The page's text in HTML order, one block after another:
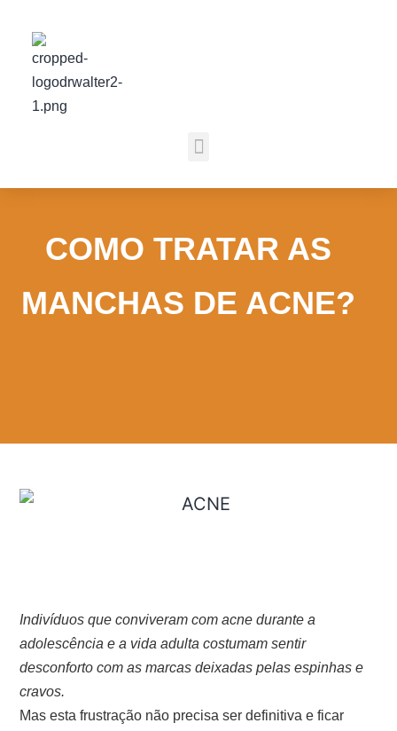
COMO TRATAR AS
MANCHAS DE ACNE?
Indivíduos que conviveram com acne durante a
adolescência e a vida adulta costumam sentir
desconforto com as marcas deixadas pelas espinhas e
cravos.
Mas esta frustração não precisa ser definitiva e ficar